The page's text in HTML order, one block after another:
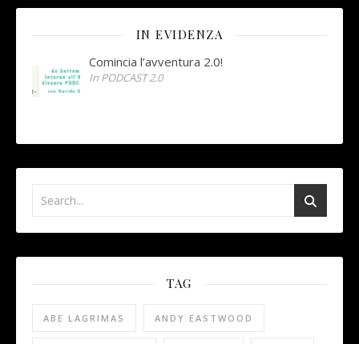
IN EVIDENZA
Comincia l’avventura 2.0!
In PODCAST 2.0
TAG
ABE LAGRIMAS ANDY EASTWOOD